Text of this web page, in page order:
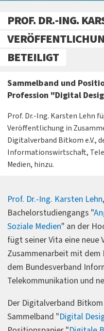
PROF. DR.-ING.
BETEILIGT
Sammelband und
Profession "Digital
Prof. Dr.-Ing. Karsten Lehn
Veröffentlichung in
Digitalverband Bitkom e.V.,
Informationswirtschaft,
Medien, hinzu.
Prof. Dr.-Ing. Karsten Lehn
Bachelorstudiengangs "
Soziale Medien" an der
fügt seiner Vita eine neue
Zusammenarbeit mit dem
dem Bundesverband
Telekommunikation und
Der Digitalverband
Sammelband "Digital